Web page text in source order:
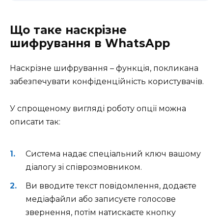
Що таке наскрізне
шифрування в WhatsApp
Наскрізне шифрування – функція, покликана
забезпечувати конфіденційність користувачів.
У спрощеному вигляді роботу опції можна
описати так:
Система надає спеціальний ключ вашому
діалогу зі співрозмовником.
Ви вводите текст повідомлення, додаєте
медіафайли або записуєте голосове
звернення, потім натискаєте кнопку